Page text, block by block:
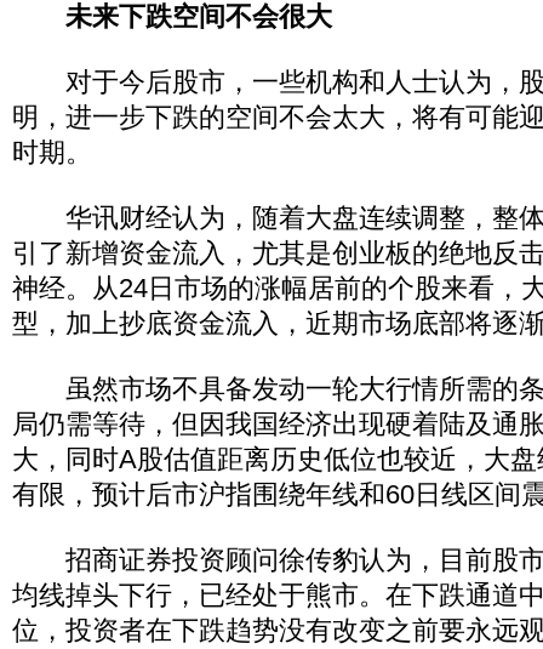
未来下跌空间不会很大
对于今后股市，一些机构和人士认为，
明，进一步下跌的空间不会太大，将有可能
时期。
华讯财经认为，随着大盘连续调整，整
引了新增资金流入，尤其是创业板的绝地反
神经。从24日市场的涨幅居前的个股来看，
型，加上抄底资金流入，近期市场底部将逐
虽然市场不具备发动一轮大行情所需的
局仍需等待，但因我国经济出现硬着陆及通
大，同时A股估值距离历史低位也较近，大
有限，预计后市沪指围绕年线和60日线区间
招商证券投资顾问徐传豹认为，目前股
均线掉头下行，已经处于熊市。在下跌通道
位，投资者在下跌趋势没有改变之前要永远